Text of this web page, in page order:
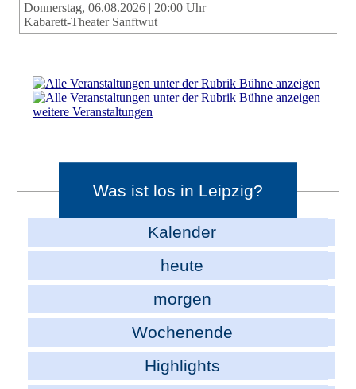
Donnerstag, 06.08.2026 | 20:00 Uhr
Kabarett-Theater Sanftwut
weitere Veranstaltungen
Was ist los in Leipzig?
Kalender
heute
morgen
Wochenende
Highlights